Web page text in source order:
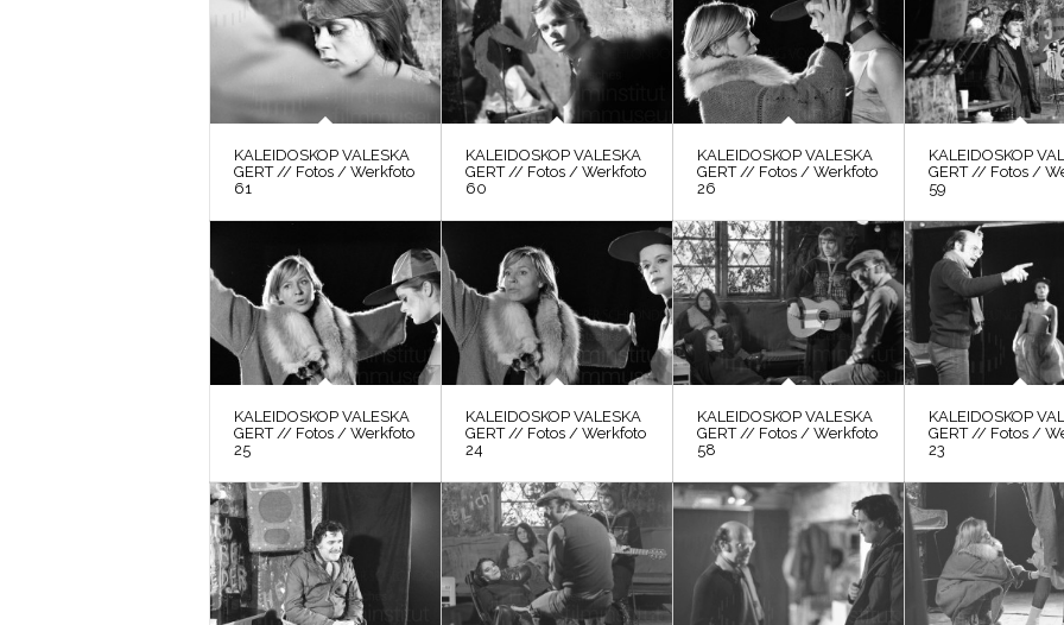
KALEIDOSKOP VALESKA
GERT // Fotos / Werkfoto
61
KALEIDOSKOP VALESKA
GERT // Fotos / Werkfoto
60
KALEIDOSKOP VALESKA
GERT // Fotos / Werkfoto
26
KALEIDOSKOP
GERT // Fotos /
59
KALEIDOSKOP VALESKA
GERT // Fotos / Werkfoto
25
KALEIDOSKOP VALESKA
GERT // Fotos / Werkfoto
24
KALEIDOSKOP VALESKA
GERT // Fotos / Werkfoto
58
KALEIDOSKOP
GERT // Fotos /
23